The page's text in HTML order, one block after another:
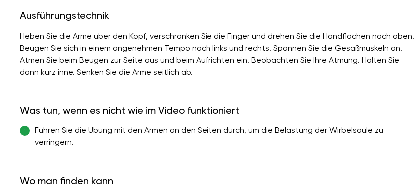
Ausführungstechnik
Heben Sie die Arme über den Kopf, verschränken Sie die Finger und drehen Sie die Handflächen nach oben.
Beugen Sie sich in einem angenehmen Tempo nach links und rechts. Spannen Sie die Gesäßmuskeln an.
Atmen Sie beim Beugen zur Seite aus und beim Aufrichten ein. Beobachten Sie Ihre Atmung. Halten Sie
dann kurz inne. Senken Sie die Arme seitlich ab.
Was tun, wenn es nicht wie im Video funktioniert
1
Führen Sie die Übung mit den Armen an den Seiten durch, um die Belastung der Wirbelsäule zu
verringern.
Wo man finden kann